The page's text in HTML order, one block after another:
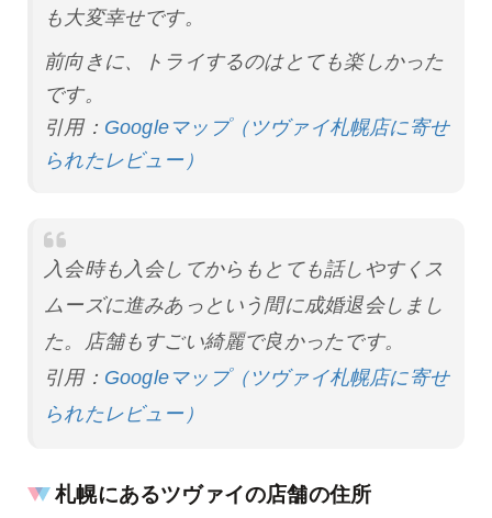
も大変幸せです。
前向きに、トライするのはとても楽しかった
です。
引用： Googleマップ（ツヴァイ札幌店に寄せ
られたレビュー）
入会時も入会してからもとても話しやすくス
ムーズに進みあっという間に成婚退会しまし
た。店舗もすごい綺麗で良かったです。
引用： Googleマップ（ツヴァイ札幌店に寄せ
られたレビュー）
札幌にあるツヴァイの店舗の住所